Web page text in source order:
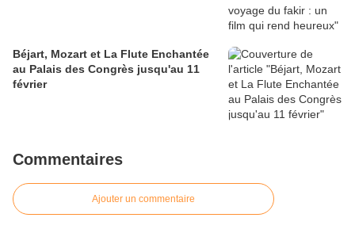
Béjart, Mozart et La Flute Enchantée
au Palais des Congrès jusqu'au 11
février
Commentaires
Ajouter un commentaire